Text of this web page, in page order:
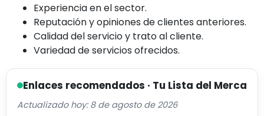
Experiencia en el sector.
Reputación y opiniones de clientes anteriores.
Calidad del servicio y trato al cliente.
Variedad de servicios ofrecidos.
Enlaces recomendados · Tu Lista del Merca
Actualizado hoy: 8 de agosto de 2026